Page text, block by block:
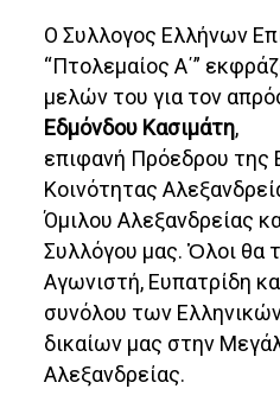
Ο Συλλογος Ελλήνων
“Πτολεμαίος Α΄”
μελών του για τον
Εδμόνδου Κασιμάτη,
επιφανή Πρόεδρου της
Κοινότητας
Όμιλου Αλεξανδρείας
Συλλόγου μας. Ὁλοι θα
Αγωνιστή, Ευπατρίδη
συνόλου των
δικαίων μας στην
Αλεξανδρείας.